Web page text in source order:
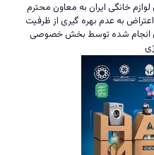
خانگی ایران به معاون محترم
به عدم بهره گیری از ظرفیت
انجام شده توسط بخش خصوصی